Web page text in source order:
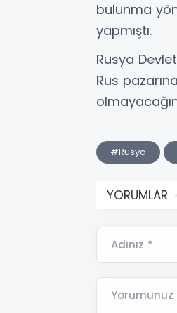
bulunma
yapmıştı.
Rusya
Rus
#Rusya
YORUMLAR
Adınız *
Yorumunuz